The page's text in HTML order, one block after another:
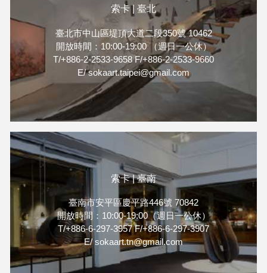
索卡 | 臺北
臺北市中山區堤頂大道二段350號 10462
開放時間：10:00-19:00 （週日一公休）
T/+886-2-2533-9658 F/+886-2-2533-9660
E/ sokaart.taipei@gmail.com
索卡 | 臺南
臺南市安平區慶平路446號 70842
開放時間：10:00-19:00（週日一公休）
T/+886-6-297-3957 F/+886-6-297-3907
E/ sokaart.tn@gmail.com